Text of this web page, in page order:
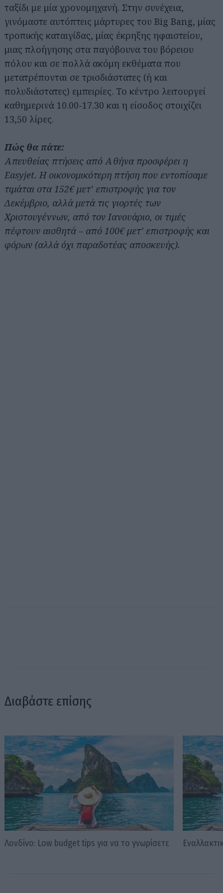
ταξίδι με μία χρονομηχανή. Στην συνέχεια,
γινόμαστε αυτόπτεις μάρτυρες του Big Bang, μίας
τροπικής καταιγίδας, μίας έκρηξης ηφαιστείου,
μιας πλοήγησης στα παγόβουνα του βόρειου
πόλου και σε πολλά ακόμη εκθέματα που
μετατρέπονται σε τρισδιάστατες (ή και
πολυδιάστατες) εμπειρίες. Το κέντρο λειτουργεί
καθημερινά 10.00-17.30 και η είσοδος στοιχίζει
13,50 λίρες.
Πώς θα πάτε:
Απευθείας πτήσεις από Αθήνα προσφέρει η
Easyjet. Η οικονομικότερη πτήση που εντοπίσαμε
τιμάται στα 152€ μετ’ επιστροφής για τον
Δεκέμβριο, αλλά μετά τις γιορτές των
Χριστουγέννων, από τον Ιανουάριο, οι τιμές
πέφτουν αισθητά – από 100€ μετ’ επιστροφής και
φόρων (αλλά όχι παραδοτέας αποσκευής).
Διαβάστε επίσης
Λονδίνο: Low budget tips για να το γνωρίσετε